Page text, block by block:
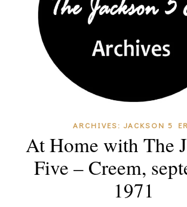
ARCHIVES: JACKSON 5
At Home with The
Five – Creem,
1971